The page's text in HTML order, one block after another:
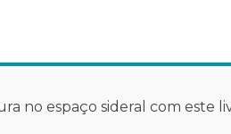
no espaço sideral com este